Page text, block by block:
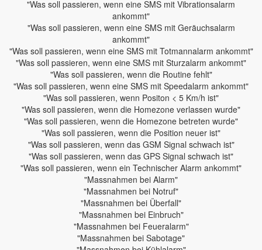
"Was soll passieren, wenn eine SMS mit Vibrationsalarm
ankommt"
"Was soll passieren, wenn eine SMS mit Geräuchsalarm
ankommt"
"Was soll passieren, wenn eine SMS mit Totmannalarm ankommt"
"Was soll passieren, wenn eine SMS mit Sturzalarm ankommt"
"Was soll passieren, wenn die Routine fehlt"
"Was soll passieren, wenn eine SMS mit Speedalarm ankommt"
"Was soll passieren, wenn Positon < 5 Km/h ist"
"Was soll passieren, wenn die Homezone verlassen wurde"
"Was soll passieren, wenn die Homezone betreten wurde"
"Was soll passieren, wenn die Position neuer ist"
"Was soll passieren, wenn das GSM Signal schwach ist"
"Was soll passieren, wenn das GPS Signal schwach ist"
"Was soll passieren, wenn ein Technischer Alarm ankommt"
"Massnahmen bei Alarm"
"Massnahmen bei Notruf"
"Massnahmen bei Überfall"
"Massnahmen bei Einbruch"
"Massnahmen bei Feueralarm"
"Massnahmen bei Sabotage"